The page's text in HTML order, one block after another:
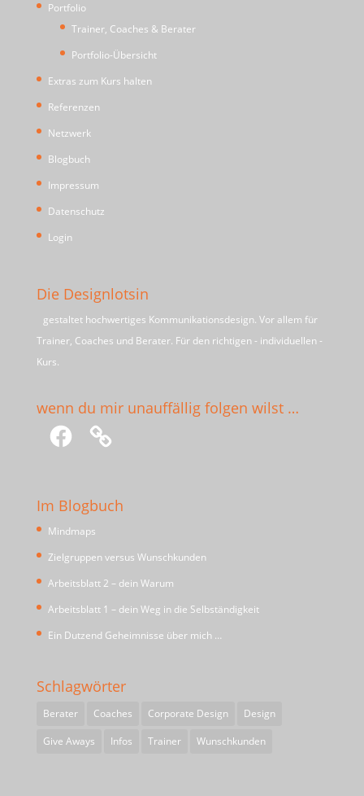
Portfolio
Trainer, Coaches & Berater
Portfolio-Übersicht
Extras zum Kurs halten
Referenzen
Netzwerk
Blogbuch
Impressum
Datenschutz
Login
Die Designlotsin
gestaltet hochwertiges Kommunikationsdesign. Vor allem für
Trainer, Coaches und Berater. Für den richtigen - individuellen -
Kurs.
wenn du mir unauffällig folgen wilst …
Facebook
Im Blogbuch
Mindmaps
Zielgruppen versus Wunschkunden
Arbeitsblatt 2 – dein Warum
Arbeitsblatt 1 – dein Weg in die Selbständigkeit
Ein Dutzend Geheimnisse über mich …
Schlagwörter
Berater Coaches Corporate Design
Design
Give Aways
Infos Trainer Wunschkunden